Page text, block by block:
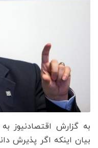
به گزارش اقتصادنیوز
بیان اینکه اگر پذیرش